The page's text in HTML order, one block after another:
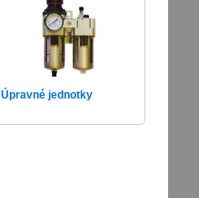
Úpravné jednotky